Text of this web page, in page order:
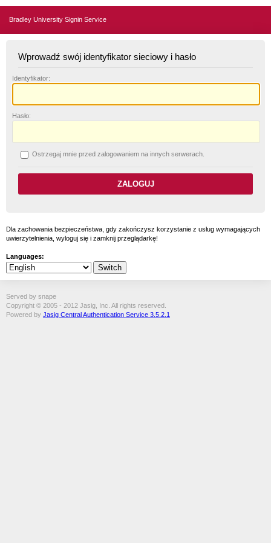
Bradley University Signin Service
Wprowadź swój identyfikator sieciowy i hasło
Identyfikator:
Hasło:
Ostrzegaj mnie przed zalogowaniem na innych serwerach.
Dla zachowania bezpieczeństwa, gdy zakończysz korzystanie z usług wymagających
uwierzytelnienia, wyloguj się i zamknij przeglądarkę!
Languages:
Served by snape
Copyright © 2005 - 2012 Jasig, Inc. All rights reserved.
Powered by Jasig Central Authentication Service 3.5.2.1